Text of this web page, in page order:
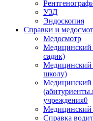
УЗД
Эндоскопия
Справки и
Медосмотр
Медицинский
садик)
Медицинский
школу)
учреждения0
Медицинский
Справка